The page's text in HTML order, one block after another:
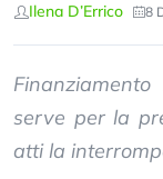
Ilena D’Errico 8
serve per la
atti la